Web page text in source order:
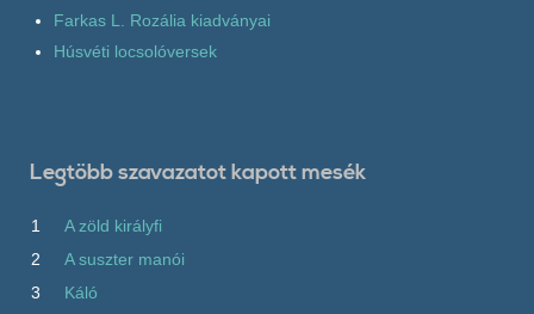
Farkas L. Rozália kiadványai
Húsvéti locsolóversek
Legtöbb szavazatot kapott mesék
1
A zöld királyfi
2
A suszter manói
3
Káló